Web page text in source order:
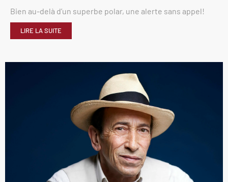
Bien au-delà d’un superbe polar, une alerte sans appel!
LIRE LA SUITE